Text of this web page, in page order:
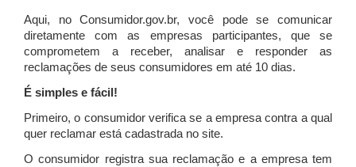
Aqui, no Consumidor.gov.br, você pode se comunicar
diretamente com as empresas participantes, que se
comprometem a receber, analisar e responder as
reclamações de seus consumidores em até 10 dias.
É simples e fácil!
Primeiro, o consumidor verifica se a empresa contra a qual
quer reclamar está cadastrada no site.
O consumidor registra sua reclamação e a empresa tem